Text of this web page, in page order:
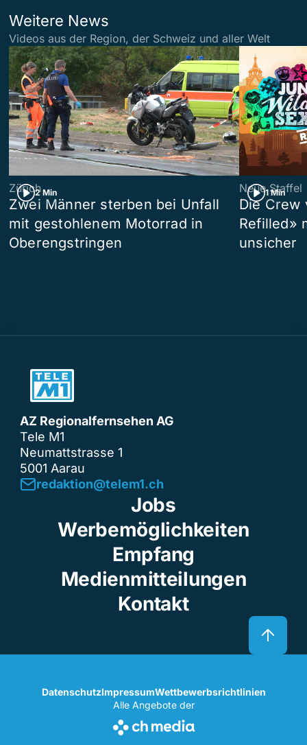
Weitere News
Videos aus der Region, der Schweiz und aller Welt
2 Min
Zürich
Zwei Männer sterben bei Unfall
mit gestohlenem Motorrad in
Oberengstringen
1 Min
Neue Staffel
Die Crew
Refilled»
unsicher
AZ Regionalfernsehen AG
Tele M1
Neumattstrasse 1
5001 Aarau
redaktion@telem1.ch
Jobs
Werbemöglichkeiten
Empfang
Medienmitteilungen
Kontakt
DatenschutzImpressumWettbewerbsrichtlinien
Alle Angebote der